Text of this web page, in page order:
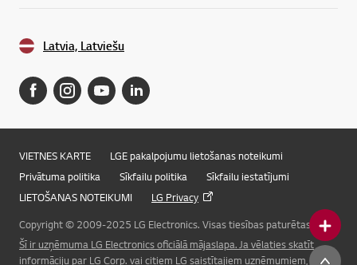
Online Chat
Latvia, Latviešu
VIETNES KARTE
LGE pakalpojumu lietošanas noteikumi
Privātuma politika
Sīkfailu politika
Sīkfailu iestatījumi
LIETOŠANAS NOTEIKUMI
LG Privacy
Copyright © 2009-2025 LG Electronics. Visas tiesības paturētas.
Šī ir uzņēmuma LG Electronics oficiālā mājaslapa. Ja vēlaties skatīt
informāciju par LG Corp. vai citiem LG saistītajiem uzņēmumiem, lūdzu,